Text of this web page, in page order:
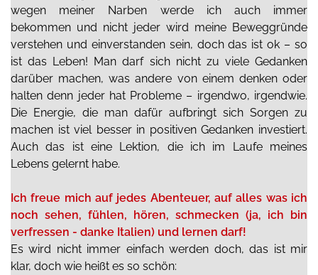
wegen meiner Narben werde ich auch immer
bekommen und nicht jeder wird meine Beweggründe
verstehen und einverstanden sein, doch das ist ok – so
ist das Leben! Man darf sich nicht zu viele Gedanken
darüber machen, was andere von einem denken oder
halten denn jeder hat Probleme – irgendwo, irgendwie.
Die Energie, die man dafür aufbringt sich Sorgen zu
machen ist viel besser in positiven Gedanken investiert.
Auch das ist eine Lektion, die ich im Laufe meines
Lebens gelernt habe.
Ich freue mich auf jedes Abenteuer, auf alles was ich
noch sehen, fühlen, hören, schmecken (ja, ich bin
verfressen - danke Italien) und lernen darf!
Es wird nicht immer einfach werden doch, das ist mir
klar, doch wie heißt es so schön: